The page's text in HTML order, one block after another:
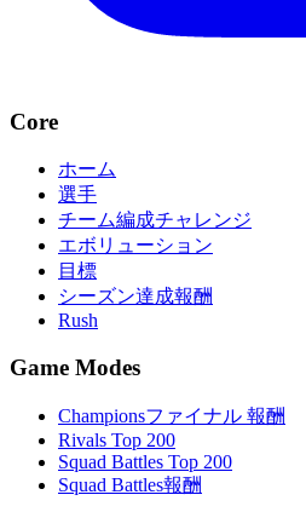
Core
ホーム
選手
チーム編成チャレンジ
エボリューション
目標
シーズン達成報酬
Rush
Game Modes
Championsファイナル 報酬
Rivals Top 200
Squad Battles Top 200
Squad Battles報酬